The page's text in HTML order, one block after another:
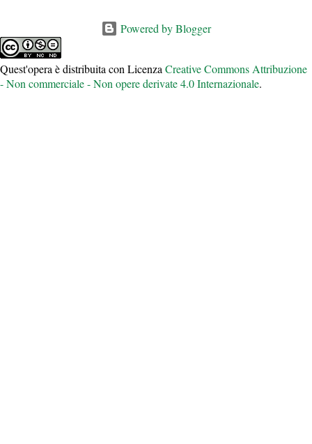
Powered by Blogger
Quest'opera è distribuita con Licenza Creative Commons Attribuzione
- Non commerciale - Non opere derivate 4.0 Internazionale.